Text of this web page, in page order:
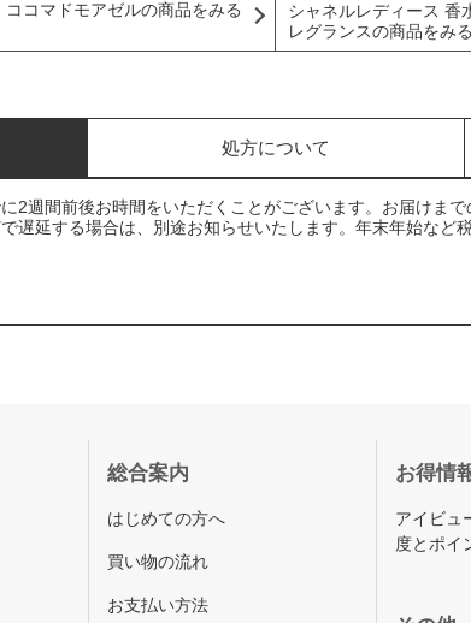
ココマドモアゼルの商品をみる
シャネルレディース 香
レグランスの商品をみる
処方について
2週間前後お時間をいただくことがございます。お届けま
遅延する場合は、別途お知らせいたします。年末年始など
総合案内
はじめての方へ
買い物の流れ
お支払い方法
お得情
アイビュ
度とポイ